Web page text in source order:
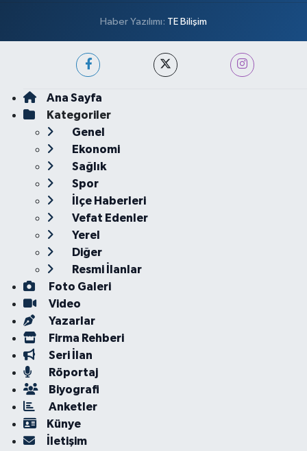
Haber Yazılımı: TE Bilişim
Ana Sayfa
Kategoriler
Genel
Ekonomi
Sağlık
Spor
İlçe Haberleri
Vefat Edenler
Yerel
Diğer
Resmi İlanlar
Foto Galeri
Video
Yazarlar
Firma Rehberi
Seri İlan
Röportaj
Biyografi
Anketler
Künye
İletişim